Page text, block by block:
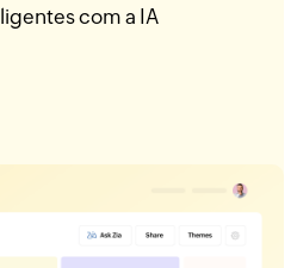
com a IA